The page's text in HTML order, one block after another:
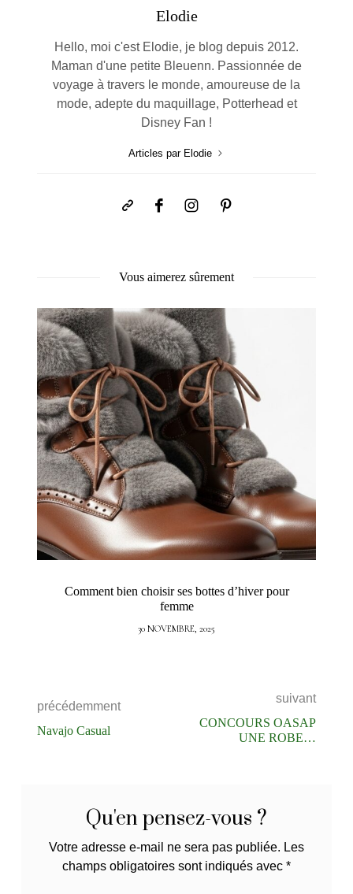
Elodie
Hello, moi c'est Elodie, je blog depuis 2012.
Maman d'une petite Bleuenn. Passionnée de
voyage à travers le monde, amoureuse de la
mode, adepte du maquillage, Potterhead et
Disney Fan !
Articles par Elodie
Vous aimerez sûrement
Comment bien choisir ses bottes d’hiver pour
femme
30 NOVEMBRE, 2025
précédemment
Navajo Casual
suivant
CONCOURS OASAP
UNE ROBE A
Qu'en pensez-vous ?
Votre adresse e-mail ne sera pas publiée. Les
champs obligatoires sont indiqués avec *